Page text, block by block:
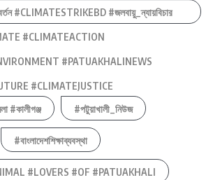
#CLIMATESTRIKEBD #জলবায়ু_ন্যায়বিচার
#CLIMATEACTION
#PATUAKHALINEWS
#CLIMATEJUSTICE
#কালীগঞ্জ
#পটুয়াখালী_নিউজ
#বাংলাদেশশিক্ষাব্যবস্থা
#LOVERS #OF #PATUAKHALI